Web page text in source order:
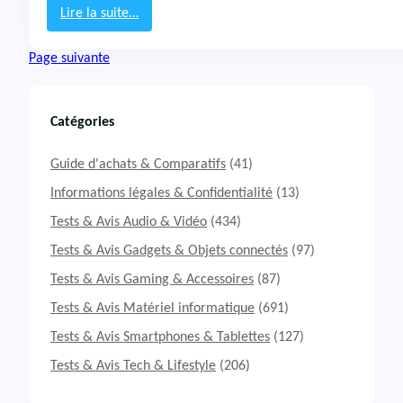
e
a
Lire la suite…
:
v
i
s
c
o
t
e
u
r
H
Page suivante
Catégories
Guide d'achats & Comparatifs (41)
Informations légales & Confidentialité (13)
Tests & Avis Audio & Vidéo (434)
Tests & Avis Gadgets & Objets connectés (97)
Tests & Avis Gaming & Accessoires (87)
Tests & Avis Matériel informatique (691)
Tests & Avis Smartphones & Tablettes (127)
Tests & Avis Tech & Lifestyle (206)